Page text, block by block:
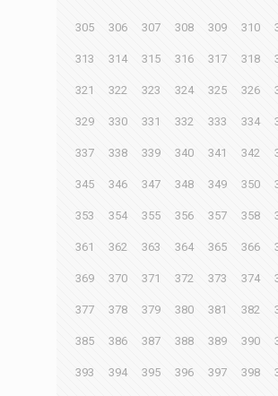
305 306 307 308 309 310
313 314 315 316 317 318
321 322 323 324 325 326
329 330 331 332 333 334
337 338 339 340 341 342
345 346 347 348 349 350
353 354 355 356 357 358
361 362 363 364 365 366
369 370 371 372 373 374
377 378 379 380 381 382
385 386 387 388 389 390
393 394 395 396 397 398